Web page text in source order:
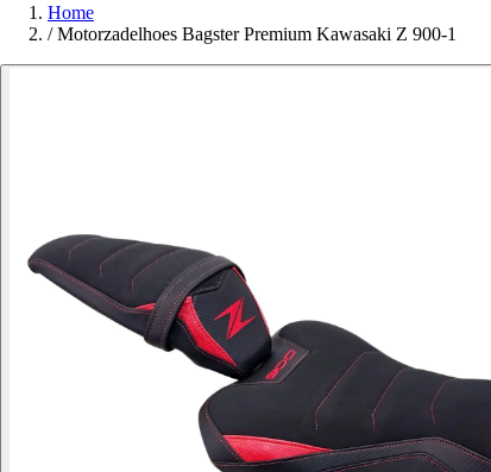
Home
/ Motorzadelhoes Bagster Premium Kawasaki Z 900-1